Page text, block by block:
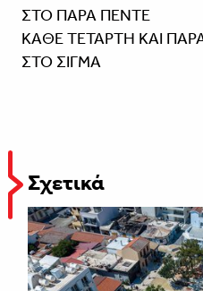
ΣΤΟ ΠΑΡΑ ΠΕΝΤΕ
ΚΑΘΕ ΤΕΤΑΡΤΗ ΚΑΙ
ΣΤΟ ΣΙΓΜΑ
Σχετικά